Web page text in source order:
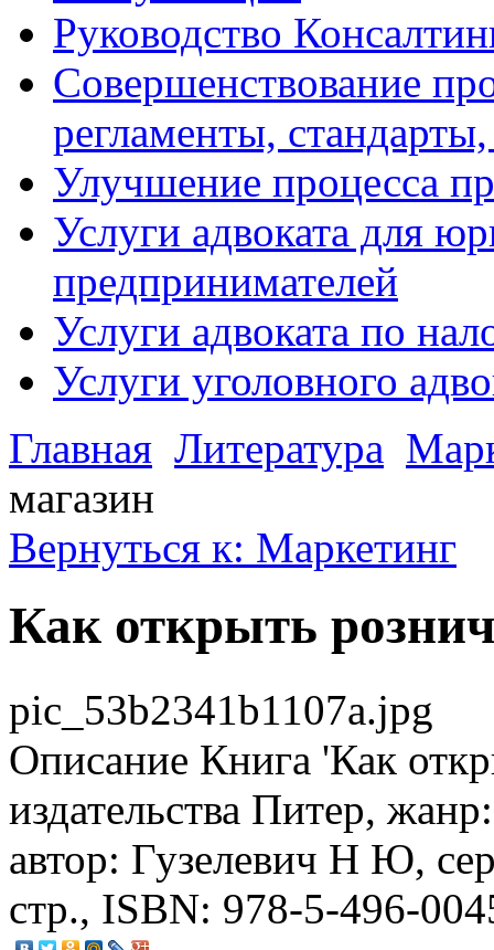
Руководство
Совершенствование
регламенты,
Улучшение процесса
Услуги адвоката для
предпринимателей
Услуги адвоката по
Услуги уголовного
Главная Литература
магазин
Вернуться к: Маркетинг
Как открыть
pic_53b2341b1107a.jpg
Описание Книга 'Как
издательства Питер,
автор: Гузелевич Н Ю,
стр., ISBN: 978-5-496-